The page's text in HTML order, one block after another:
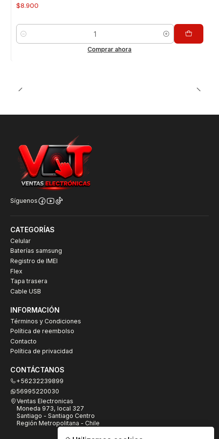
Para Haylou GST
Para Haylou RT2 / RT
Valor INCLUYE INSTALACIÓN en Nuestra Tienda
$8.900
Cantidad
Comprar ahora
Síguenos
CATEGORÍAS
Celular
Baterías samsung
Registro de IMEI
Flex
Tapa trasera
Cable USB
INFORMACIÓN
Términos y Condiciones
Política de reembolso
Contacto
Política de privacidad
CONTÁCTANOS
+56232239899
56995220030
Ventas Electronicas
Moneda 973, local 327
Santiago - Santiago Centro
Región Metropolitana - Chile